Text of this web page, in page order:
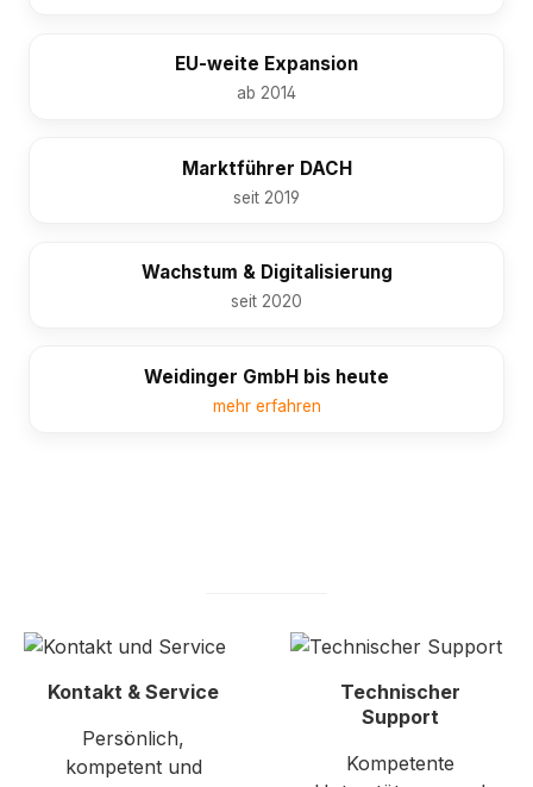
EU-weite Expansion
ab 2014
Marktführer DACH
seit 2019
Wachstum & Digitalisierung
seit 2020
Weidinger GmbH bis heute
mehr erfahren
Kontakt & Service
Persönlich,
kompetent und
Technischer
Support
Kompetente